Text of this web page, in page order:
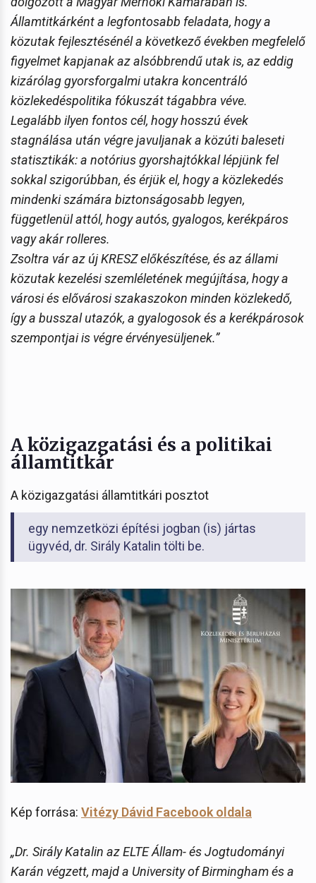
Államtitkárként a legfontosabb feladata, hogy a
közutak fejlesztésénél a következő években megfelelő
figyelmet kapjanak az alsóbbrendű utak is, az eddig
kizárólag gyorsforgalmi utakra koncentráló
közlekedéspolitika fókuszát tágabbra véve.
Legalább ilyen fontos cél, hogy hosszú évek
stagnálása után végre javuljanak a közúti baleseti
statisztikák: a notórius gyorshajtókkal lépjünk fel
sokkal szigorúbban, és érjük el, hogy a közlekedés
mindenki számára biztonságosabb legyen,
függetlenül attól, hogy autós, gyalogos, kerékpáros
vagy akár rolleres.
Zsoltra vár az új KRESZ előkészítése, és az állami
közutak kezelési szemléletének megújítása, hogy a
városi és elővárosi szakaszokon minden közlekedő,
így a busszal utazók, a gyalogosok és a kerékpárosok
szempontjai is végre érvényesüljenek.”
A közigazgatási és a politikai
államtitkár
A közigazgatási államtitkári posztot
egy nemzetközi építési jogban (is) jártas
ügyvéd, dr. Sirály Katalin tölti be.
Kép forrása: Vitézy Dávid Facebook oldala
„Dr. Sirály Katalin az ELTE Állam- és Jogtudományi
Karán végzett, majd a University of Birmingham és a